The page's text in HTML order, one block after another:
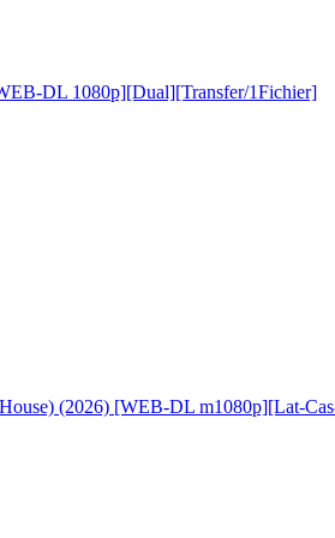
DL 1080p][Dual][Transfer/1Fichier]
(2026) [WEB-DL m1080p][Lat-